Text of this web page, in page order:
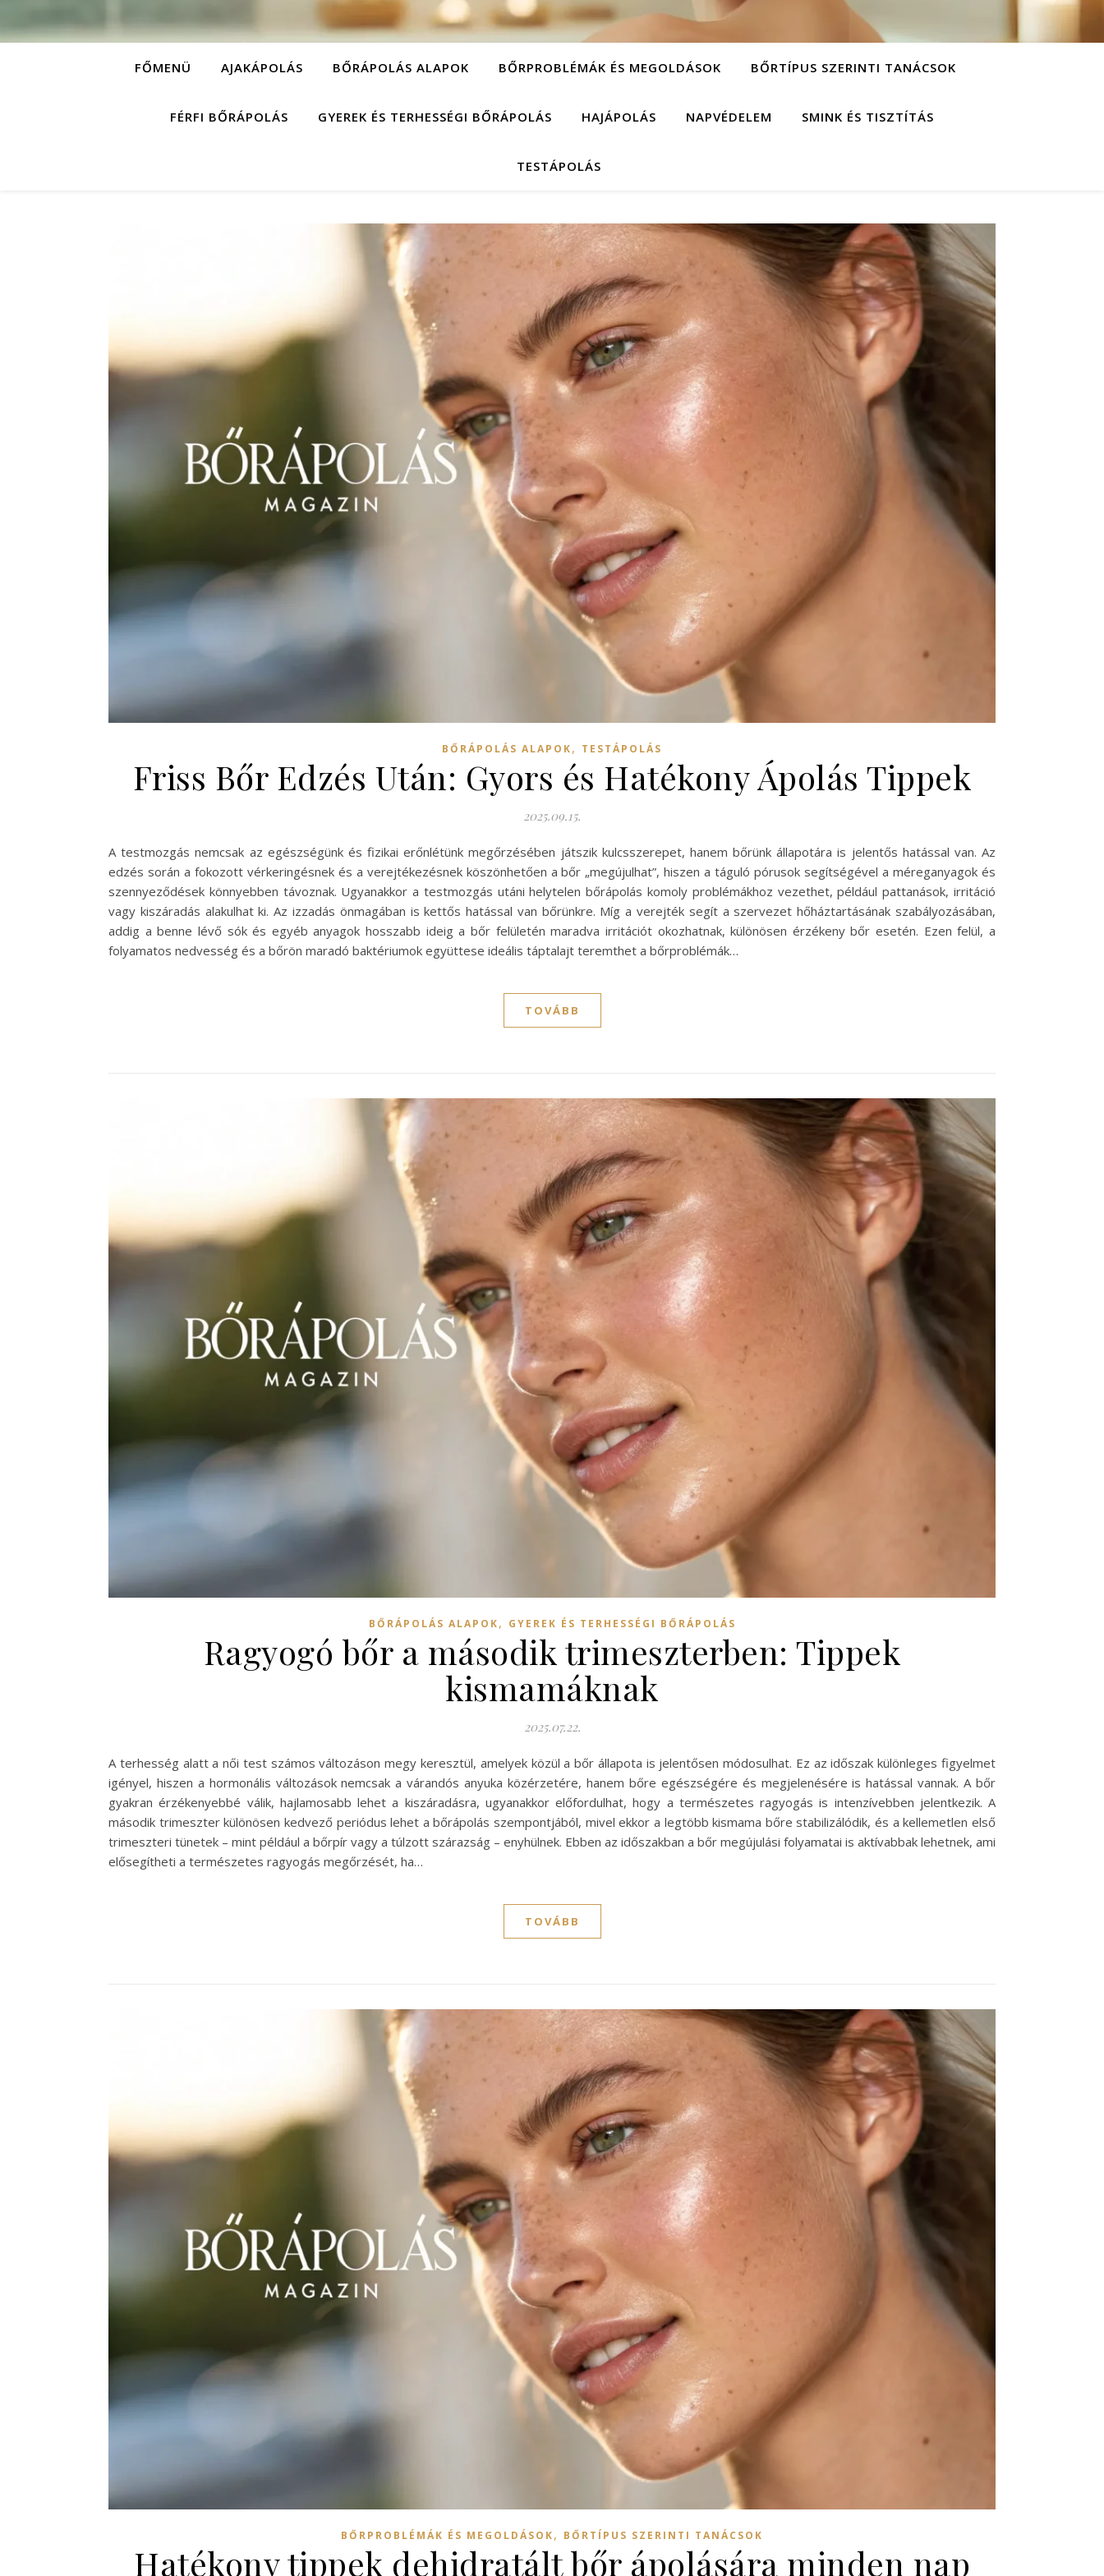
FŐMENÜ AJAKÁPOLÁS BŐRÁPOLÁS ALAPOK BŐRPROBLÉMÁK ÉS MEGOLDÁSOK BŐRTÍPUS SZERINTI TANÁCSOK
FÉRFI BŐRÁPOLÁS GYEREK ÉS TERHESSÉGI BŐRÁPOLÁS HAJÁPOLÁS NAPVÉDELEM SMINK ÉS TISZTÍTÁS
TESTÁPOLÁS
BŐRÁPOLÁS ALAPOK, TESTÁPOLÁS
Friss Bőr Edzés Után: Gyors és Hatékony Ápolás Tippek
2025.09.15.
A testmozgás nemcsak az egészségünk és fizikai erőnlétünk megőrzésében játszik kulcsszerepet, hanem bőrünk állapotára is jelentős hatással van. Az
edzés során a fokozott vérkeringésnek és a verejtékezésnek köszönhetően a bőr „megújulhat”, hiszen a táguló pórusok segítségével a méreganyagok és
szennyeződések könnyebben távoznak. Ugyanakkor a testmozgás utáni helytelen bőrápolás komoly problémákhoz vezethet, például pattanások, irritáció
vagy kiszáradás alakulhat ki. Az izzadás önmagában is kettős hatással van bőrünkre. Míg a verejték segít a szervezet hőháztartásának szabályozásában,
addig a benne lévő sók és egyéb anyagok hosszabb ideig a bőr felületén maradva irritációt okozhatnak, különösen érzékeny bőr esetén. Ezen felül, a
folyamatos nedvesség és a bőrön maradó baktériumok együttese ideális táptalajt teremthet a bőrproblémák…
TOVÁBB
BŐRÁPOLÁS ALAPOK, GYEREK ÉS TERHESSÉGI BŐRÁPOLÁS
Ragyogó bőr a második trimeszterben: Tippek
kismamáknak
2025.07.22.
A terhesség alatt a női test számos változáson megy keresztül, amelyek közül a bőr állapota is jelentősen módosulhat. Ez az időszak különleges figyelmet
igényel, hiszen a hormonális változások nemcsak a várandós anyuka közérzetére, hanem bőre egészségére és megjelenésére is hatással vannak. A bőr
gyakran érzékenyebbé válik, hajlamosabb lehet a kiszáradásra, ugyanakkor előfordulhat, hogy a természetes ragyogás is intenzívebben jelentkezik. A
második trimeszter különösen kedvező periódus lehet a bőrápolás szempontjából, mivel ekkor a legtöbb kismama bőre stabilizálódik, és a kellemetlen első
trimeszteri tünetek – mint például a bőrpír vagy a túlzott szárazság – enyhülnek. Ebben az időszakban a bőr megújulási folyamatai is aktívabbak lehetnek, ami
elősegítheti a természetes ragyogás megőrzését, ha…
TOVÁBB
BŐRPROBLÉMÁK ÉS MEGOLDÁSOK, BŐRTÍPUS SZERINTI TANÁCSOK
Hatékony tippek dehidratált bőr ápolására minden nap